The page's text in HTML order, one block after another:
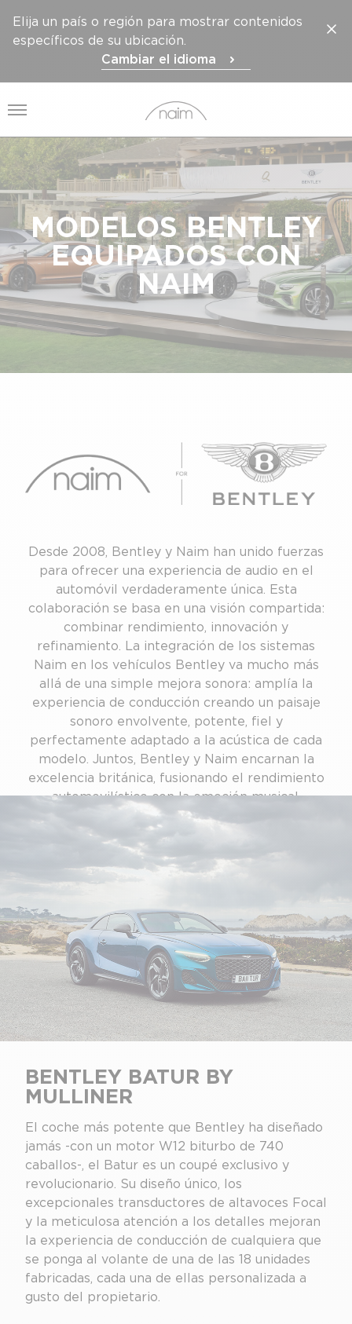
Elija un país o región para mostrar contenidos
específicos de su ubicación.
Cambiar el idioma
Abrir el menú
MODELOS BENTLEY
EQUIPADOS CON
NAIM
Desde 2008, Bentley y Naim han unido fuerzas
para ofrecer una experiencia de audio en el
automóvil verdaderamente única. Esta
colaboración se basa en una visión compartida:
combinar rendimiento, innovación y
refinamiento. La integración de los sistemas
Naim en los vehículos Bentley va mucho más
allá de una simple mejora sonora: amplía la
experiencia de conducción creando un paisaje
sonoro envolvente, potente, fiel y
perfectamente adaptado a la acústica de cada
modelo. Juntos, Bentley y Naim encarnan la
excelencia británica, fusionando el rendimiento
automovilístico con la emoción musical.
MÁS INFORMACIÓN
BENTLEY BATUR BY
MULLINER
El coche más potente que Bentley ha diseñado
jamás -con un motor W12 biturbo de 740
caballos-, el Batur es un coupé exclusivo y
revolucionario. Su diseño único, los
excepcionales transductores de altavoces Focal
y la meticulosa atención a los detalles mejoran
la experiencia de conducción de cualquiera que
se ponga al volante de una de las 18 unidades
fabricadas, cada una de ellas personalizada a
gusto del propietario.